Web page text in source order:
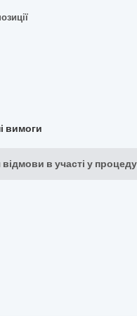
вимоги
в участі у